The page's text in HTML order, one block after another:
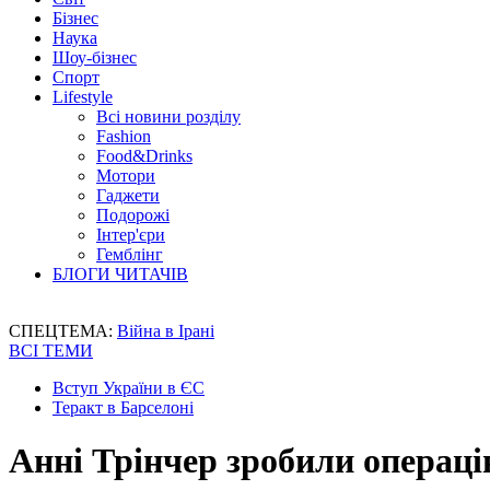
Бізнес
Наука
Шоу-бізнес
Спорт
Lifestyle
Всі новини розділу
Fashion
Food&Drinks
Мотори
Гаджети
Подорожі
Інтер'єри
Гемблінг
БЛОГИ ЧИТАЧІВ
СПЕЦТЕМА: Війна в Ірані
ВСІ ТЕМИ
Вступ України в ЄС
Теракт в Барселоні
Анні Трінчер зробили